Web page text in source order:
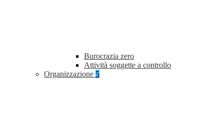
Burocrazia zero
Attività soggette a controllo
Organizzazione 5